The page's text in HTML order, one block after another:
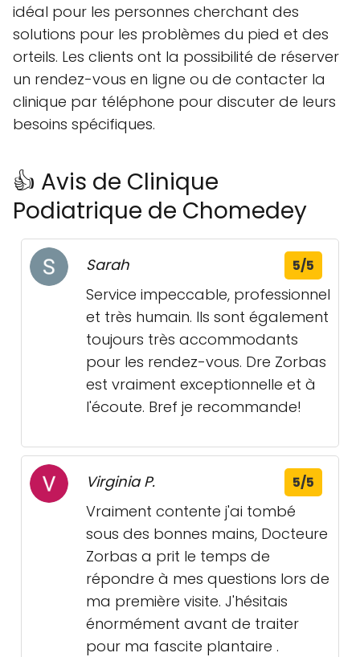
idéal pour les personnes cherchant des
solutions pour les problèmes du pied et des
orteils. Les clients ont la possibilité de réserver
un rendez-vous en ligne ou de contacter la
clinique par téléphone pour discuter de leurs
besoins spécifiques.
👍 Avis de Clinique
Podiatrique de Chomedey
Sarah 5/5
Service impeccable, professionnel
et très humain. Ils sont également
toujours très accommodants
pour les rendez-vous. Dre Zorbas
est vraiment exceptionnelle et à
l'écoute. Bref je recommande!
Virginia P. 5/5
Vraiment contente j'ai tombé
sous des bonnes mains, Docteure
Zorbas a prit le temps de
répondre à mes questions lors de
ma première visite. J'hésitais
énormément avant de traiter
pour ma fascite plantaire .